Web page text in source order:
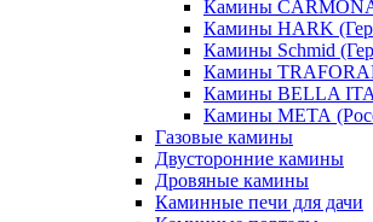
Камины
Камины HARK
Камины Schmid
Камины
Камины BELLA
Камины МЕТА
Газовые камины
Двусторонние камины
Дровяные камины
Каминные печи для дачи